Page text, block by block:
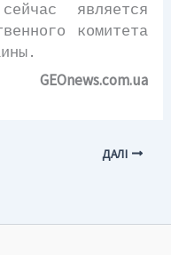
является
комитета
GEOnews.com.ua
ДАЛІ